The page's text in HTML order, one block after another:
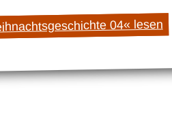
04« lesen